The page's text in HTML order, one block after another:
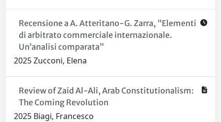
Recensione a A. Atteritano-G. Zarra, “Elementi
di arbitrato commerciale internazionale.
Un’analisi comparata”
2025 Zucconi, Elena
Review of Zaid Al-Ali, Arab Constitutionalism:
The Coming Revolution
2025 Biagi, Francesco